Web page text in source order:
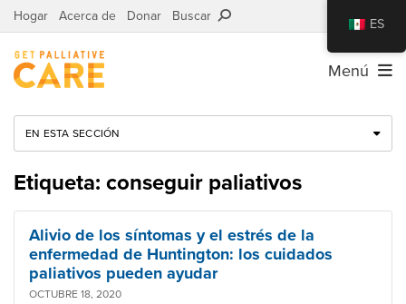
Hogar Acerca de Donar Buscar
Menú
EN ESTA SECCIÓN
Etiqueta: conseguir paliativos
Alivio de los síntomas y el estrés de la
enfermedad de Huntington: los cuidados
paliativos pueden ayudar
OCTUBRE 18, 2020
ES